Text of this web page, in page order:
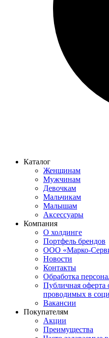
Каталог
Женщинам
Мужчинам
Девочкам
Мальчикам
Малышам
Аксессуары
Компания
О холдинге
Портфель брендов
ООО «Марко-
Новости
Контакты
Обработка
Публичная оферта
проводимых в
Вакансии
Покупателям
Акции
Преимущества